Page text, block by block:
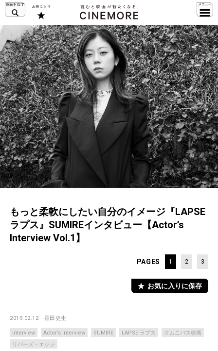
もっと柔軟にしたい自分のイメージ『LAPSE
ラプス』SUMIREインタビュー【Actor’s
Interview Vol.1】
PAGES 1 2 3
お気に入りに保存
2019.02.12 香田史生
Interview Actor’s Interview SUMIRE LAPSE ラプス
オムニバス映画
リバーズ・エッジ